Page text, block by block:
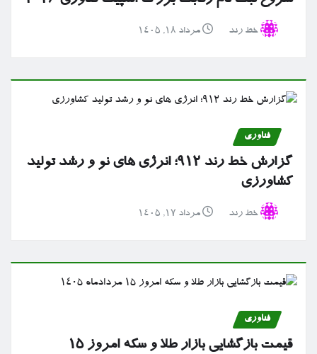
خط رند مرداد ۱۸, ۱۴۰۵
فناوری
گزارش خط رند ۹۱۲؛ انرژی های نو و رشد تولید
کشاورزی
خط رند مرداد ۱۷, ۱۴۰۵
فناوری
قیمت بازگشایی بازار طلا و سکه امروز ۱۵